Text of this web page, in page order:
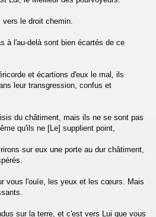
le droit chemin.
à l'au-delà sont bien écartés de ce
et écartions d'eux le mal, ils
leur transgression, confus et
du châtiment, mais ils ne se sont pas
qu'ils ne [Le] supplient point,
sur eux une porte au dur châtiment,
vous l'ouïe, les yeux et les cœurs. Mais
sur la terre, et c'est vers Lui que vous